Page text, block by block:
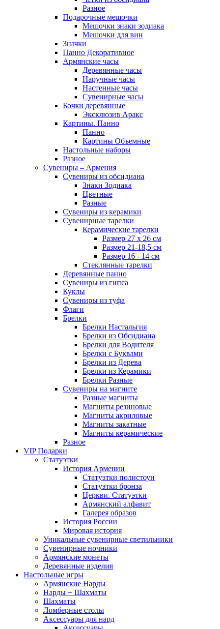
Разное
Подарочные мешочки
Мешочки знаки зодиака
Мешочки для вин
Значки
Панно Декоративное
Армянские часы
Деревянные часы
Наручные часы
Настенные часы
Сувенирные часы
Бочки деревянные
Эксклюзив Аракс
Картины. Панно
Панно
Картины Объемные
Настольные наборы
Разное
Сувениры – Армения
Сувениры из обсидиана
Знаки Зодиака
Цветные
Разные
Сувениры из керамики
Сувенирные тарелки
Керамические тарелки
Размер 27 х 26 см
Размер 21-18,5 см
Размер 16 - 14 см
Стеклянные тарелки
Деревянные панно
Сувениры из гипса
Куклы
Сувениры из туфа
Флаги
Брелки
Брелки Настальгия
Брелки из Обсидиана
Брелки для Водителя
Брелки с Буквами
Брелки из Дерева
Брелки из Керамики
Брелки Разные
Сувениры на магните
Разные магниты
Магниты резиновые
Магниты акриловые
Магниты закатные
Магниты керамические
Разное
VIP Подарки
Статуэтки
История Армении
Статуэтки полистоун
Статуэтки бронза
Церкви. Статуэтки
Армянский алфавит
Галерея образов
История России
Мировая история
Уникальные сувенирные светильники
Сувенирные ночники
Армянские монеты
Деревянные изделия
Настольные игры
Армянские Нарды
Нарды + Шахматы
Шахматы
Ломберные столы
Аксессуары для нард